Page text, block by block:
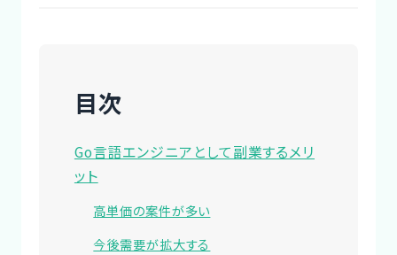
目次
Go言語エンジニアとして副業するメリ
ット
高単価の案件が多い
今後需要が拡大する